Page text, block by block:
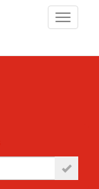
Toggle